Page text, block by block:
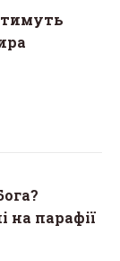
на парафії